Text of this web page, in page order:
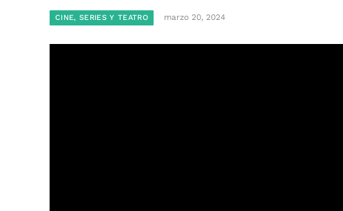
CINE, SERIES Y TEATRO marzo 20, 2024